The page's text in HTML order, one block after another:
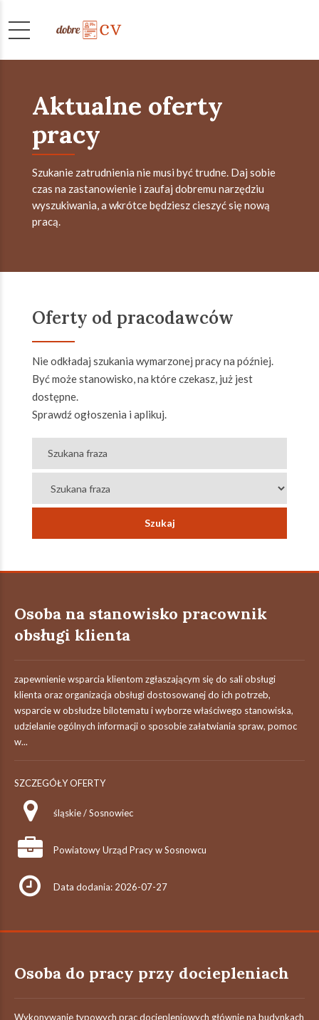
Aktualne oferty
pracy
Szukanie zatrudnienia nie musi być trudne. Daj sobie
czas na zastanowienie i zaufaj dobremu narzędziu
wyszukiwania, a wkrótce będziesz cieszyć się nową
pracą.
Oferty od pracodawców
Nie odkładaj szukania wymarzonej pracy na później.
Być może stanowisko, na które czekasz, już jest
dostępne.
Sprawdź ogłoszenia i aplikuj.
Osoba na stanowisko pracownik
obsługi klienta
zapewnienie wsparcia klientom zgłaszającym się do sali obsługi
klienta oraz organizacja obsługi dostosowanej do ich potrzeb,
wsparcie w obsłudze bilotematu i wyborze właściwego stanowiska,
udzielanie ogólnych informacji o sposobie załatwiania spraw, pomoc
w...
SZCZEGÓŁY OFERTY
śląskie / Sosnowiec
Powiatowy Urząd Pracy w Sosnowcu
Data dodania: 2026-07-27
Osoba do pracy przy dociepleniach
Wykonywanie typowych prac dociepleniowych głównie na budynkach